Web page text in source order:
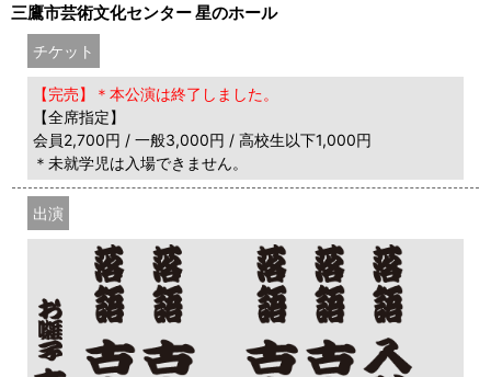
三鷹市芸術文化センター 星のホール
チケット
【完売】＊本公演は終了しました。
【全席指定】
会員2,700円 / 一般3,000円 / 高校生以下1,000円
＊未就学児は入場できません。
出演